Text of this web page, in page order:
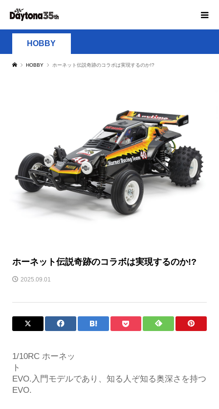
HOBBY
HOBBY ホーネット伝説奇跡のコラボは実現するのか!?
ホーネット伝説奇跡のコラボは実現するのか!?
2025.09.01
1/10RC ホーネッ
EVO.入門モデルであり、知る人ぞ知る奥深さを持つ
EVO.